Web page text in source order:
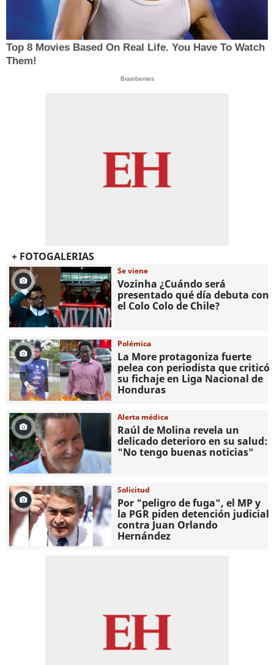
Top 8 Movies Based On Real Life. You Have To Watch
Them!
Brainberries
+ FOTOGALERIAS
Se viene
Vozinha ¿Cuándo será
presentado qué día debuta con
el Colo Colo de Chile?
Polémica
La More protagoniza fuerte
pelea con periodista que criticó
su fichaje en Liga Nacional de
Honduras
Alerta médica
Raúl de Molina revela un
delicado deterioro en su salud:
"No tengo buenas noticias"
Solicitud
Por "peligro de fuga", el MP y
la PGR piden detención judicial
contra Juan Orlando
Hernández